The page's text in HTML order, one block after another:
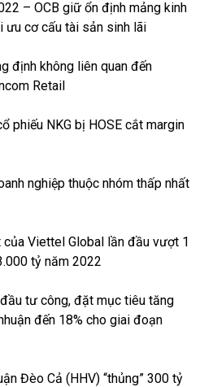
– OCB giữ ổn định mảng kinh
ưu cơ cấu tài sản sinh lãi
định không liên quan đến
Retail
phiếu NKG bị HOSE cắt margin
nghiệp thuộc nhóm thấp nhất
của Viettel Global lần đầu vượt 1
tỷ năm 2022
tư công, đặt mục tiêu tăng
đến 18% cho giai đoạn
Đèo Cả (HHV) “thủng” 300 tỷ